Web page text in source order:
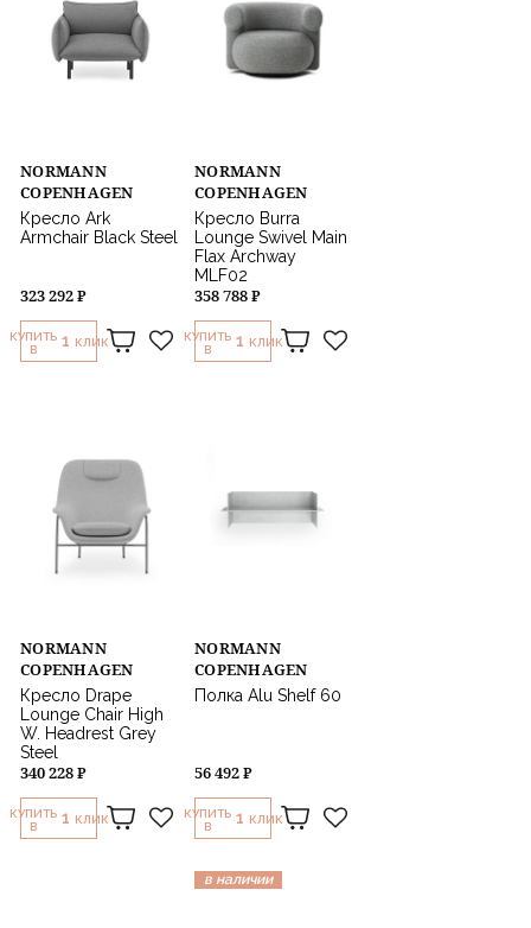
NORMANN
COPENHAGEN
Кресло Ark
Armchair Black Steel
323 292 ₽
КУПИТЬ
В
1 КЛИК
NORMANN
COPENHAGEN
Кресло Burra
Lounge Swivel Main
Flax Archway
MLF02
358 788 ₽
КУПИТЬ
В
1 КЛИК
NORMANN
COPENHAGEN
Кресло Drape
Lounge Chair High
W. Headrest Grey
Steel
340 228 ₽
КУПИТЬ
В
1 КЛИК
NORMANN
COPENHAGEN
Полка Alu Shelf 60
56 492 ₽
КУПИТЬ
В
1 КЛИК
в наличии